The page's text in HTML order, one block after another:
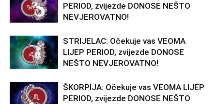
PERIOD, zvijezde DONOSE NEŠTO
NEVJEROVATNO!
STRIJELAC: Očekuje vas VEOMA
LIJEP PERIOD, zvijezde DONOSE
NEŠTO NEVJEROVATNO!
ŠKORPIJA: Očekuje vas VEOMA LIJEP
PERIOD, zvijezde DONOSE NEŠTO